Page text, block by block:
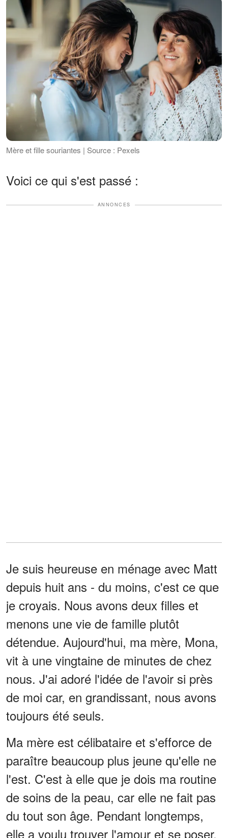
Mère et fille souriantes | Source : Pexels
Voici ce qui s'est passé :
ANNONCES
Je suis heureuse en ménage avec Matt
depuis huit ans - du moins, c'est ce que
je croyais. Nous avons deux filles et
menons une vie de famille plutôt
détendue. Aujourd'hui, ma mère, Mona,
vit à une vingtaine de minutes de chez
nous. J'ai adoré l'idée de l'avoir si près
de moi car, en grandissant, nous avons
toujours été seuls.
Ma mère est célibataire et s'efforce de
paraître beaucoup plus jeune qu'elle ne
l'est. C'est à elle que je dois ma routine
de soins de la peau, car elle ne fait pas
du tout son âge. Pendant longtemps,
elle a voulu trouver l'amour et se poser.